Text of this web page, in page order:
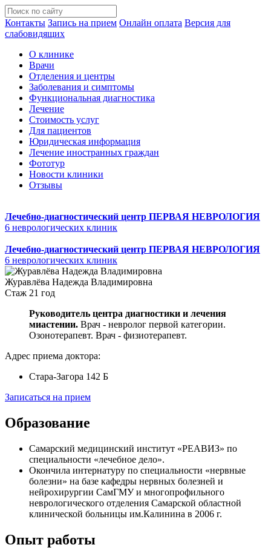
Контакты Запись на прием Онлайн оплата Версия для
слабовидящих
О клинике
Врачи
Отделения и центры
Заболевания и симптомы
Функциональная диагностика
Лечение
Стоимость услуг
Для пациентов
Юридическая информация
Лечение иностранных граждан
Фототур
Новости клиники
Отзывы
Лечебно-диагностический центр ПЕРВАЯ НЕВРОЛОГИЯ
6 неврологических клиник
Лечебно-диагностический центр ПЕРВАЯ НЕВРОЛОГИЯ
6 неврологических клиник
Журавлёва Надежда Владимировна
Стаж 21 год
Руководитель центра диагностики и лечения
миастении. Врач - невролог первой категории.
Озонотерапевт. Врач - физиотерапевт.
Адрес приема доктора:
Стара-Загора 142 Б
Записаться на прием
Образование
Самарский медицинский институт «РЕАВИЗ» по
специальности «лечебное дело».
Окончила интернатуру по специальности «нервные
болезни» на базе кафедры нервных болезней и
нейрохирургии СамГМУ и многопрофильного
неврологического отделения Самарской областной
клинической больницы им.Калинина в 2006 г.
Опыт работы